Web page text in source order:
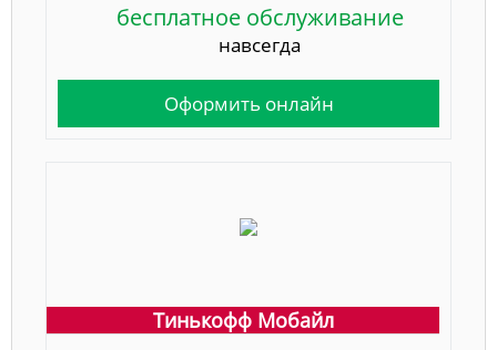
бесплатное обслуживание
навсегда
Оформить онлайн
Тинькофф Мобайл